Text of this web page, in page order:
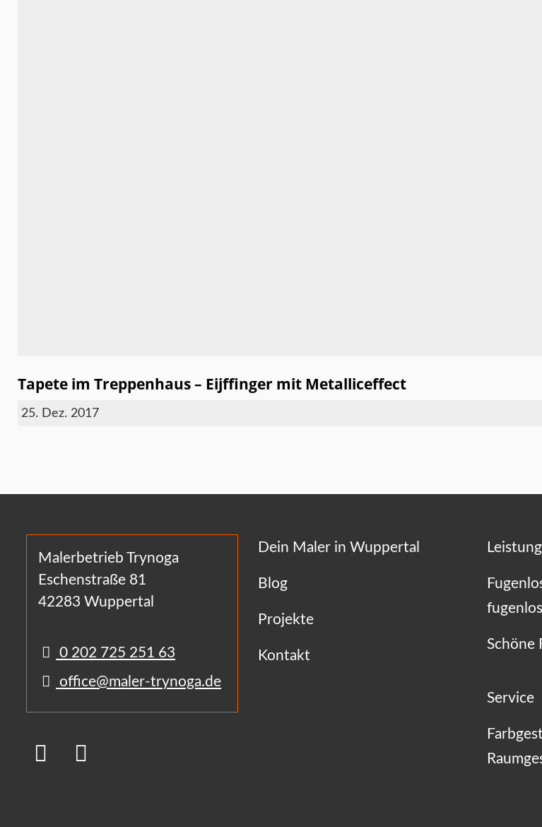
Tapete im Treppenhaus – Eijffinger mit Metalliceffect
25. Dez. 2017
Malerbetrieb Trynoga
Eschenstraße 81
42283 Wuppertal
0 202 725 251 63
office@maler-trynoga.de
Dein Maler in Wuppertal
Blog
Projekte
Kontakt
Schöne
Service